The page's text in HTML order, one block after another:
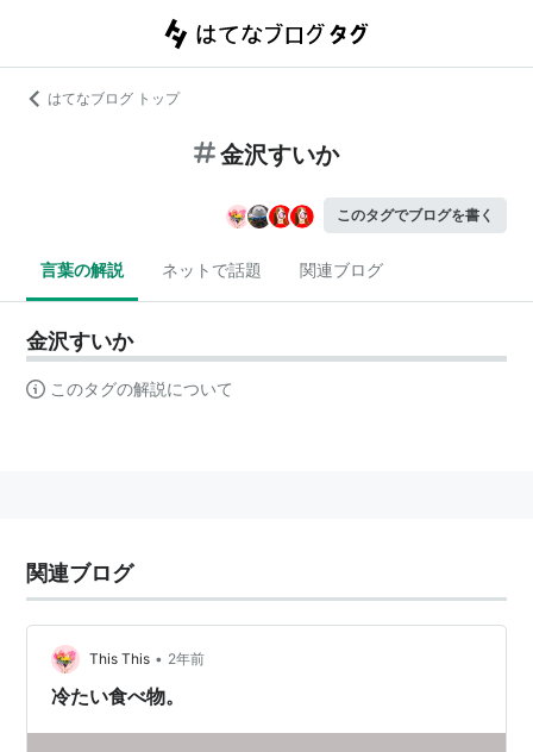
はてなブログ トップ
金沢すいか
このタグでブログを書く
言葉の解説 ネットで話題 関連ブログ
金沢すいか
このタグの解説について
関連ブログ
This This • 2年前
冷たい食べ物。